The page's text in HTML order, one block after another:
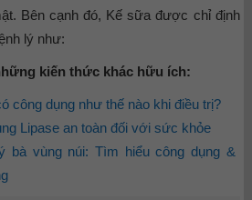
Bên cạnh đó, Kế sữa được chỉ định
lý như:
kiến thức khác hữu ích:
công dụng như thế nào khi điều trị?
Lipase an toàn đối với sức khỏe
bà vùng núi: Tìm hiểu công dụng &